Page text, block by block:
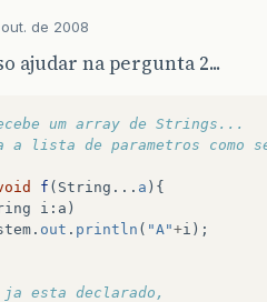
de 2008
ajudar na pergunta 2...
um array de Strings...
a lista de parametros como
f ( String ... a ){
i : a )
. out . println ( "A"+i );
esta declarado,